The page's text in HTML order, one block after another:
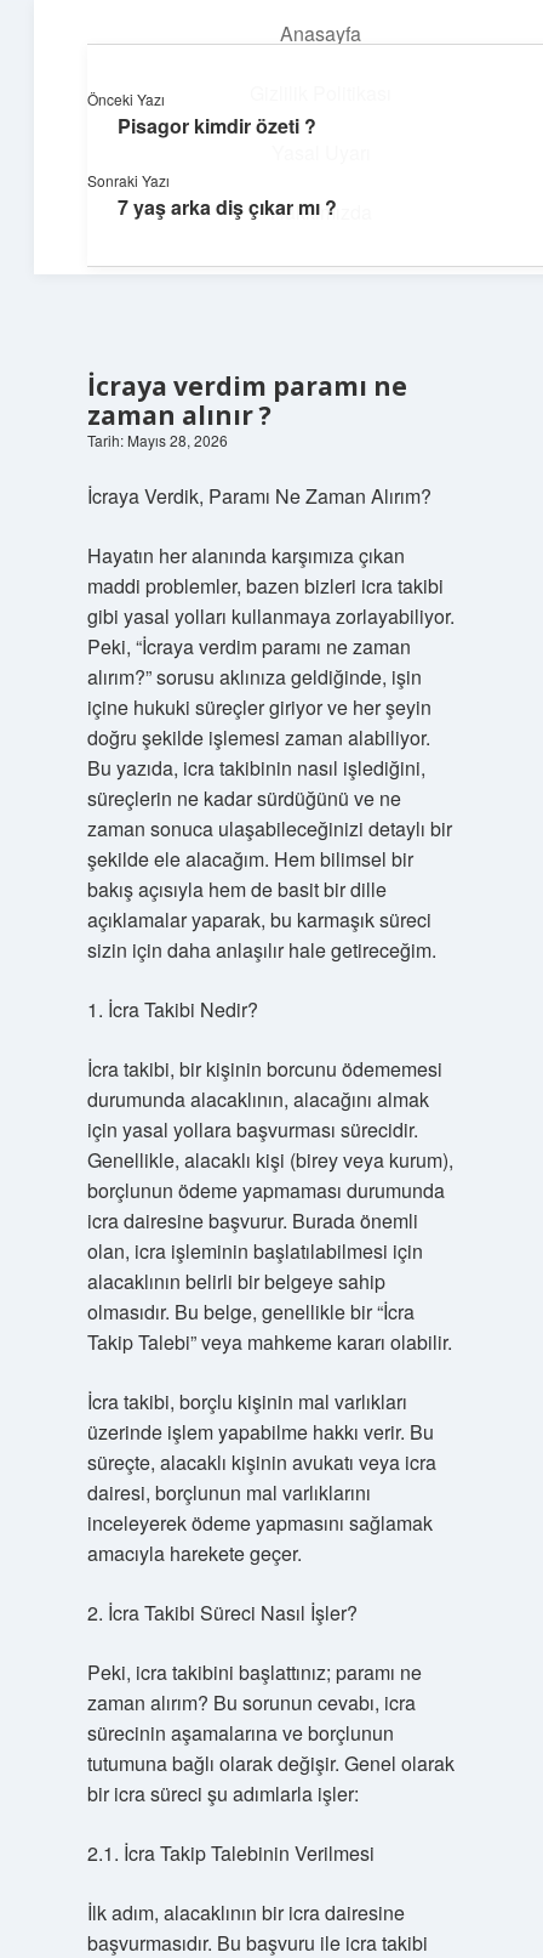
Anasayfa
Hakkımızda
Göz atmalık, düşündürmelik kısa bilgiler.
İcraya verdim paramı ne
zaman alınır ?
Tarih: Mayıs 28, 2026
İcraya Verdik, Paramı Ne Zaman Alırım?
Hayatın her alanında karşımıza çıkan
maddi problemler, bazen bizleri icra takibi
gibi yasal yolları kullanmaya zorlayabiliyor.
Peki, “İcraya verdim paramı ne zaman
alırım?” sorusu aklınıza geldiğinde, işin
içine hukuki süreçler giriyor ve her şeyin
doğru şekilde işlemesi zaman alabiliyor.
Bu yazıda, icra takibinin nasıl işlediğini,
süreçlerin ne kadar sürdüğünü ve ne
zaman sonuca ulaşabileceğinizi detaylı bir
şekilde ele alacağım. Hem bilimsel bir
bakış açısıyla hem de basit bir dille
açıklamalar yaparak, bu karmaşık süreci
sizin için daha anlaşılır hale getireceğim.
1. İcra Takibi Nedir?
İcra takibi, bir kişinin borcunu ödememesi
durumunda alacaklının, alacağını almak
için yasal yollara başvurması sürecidir.
Genellikle, alacaklı kişi (birey veya kurum),
borçlunun ödeme yapmaması durumunda
icra dairesine başvurur. Burada önemli
olan, icra işleminin başlatılabilmesi için
alacaklının belirli bir belgeye sahip
olmasıdır. Bu belge, genellikle bir “İcra
Takip Talebi” veya mahkeme kararı olabilir.
İcra takibi, borçlu kişinin mal varlıkları
üzerinde işlem yapabilme hakkı verir. Bu
süreçte, alacaklı kişinin avukatı veya icra
dairesi, borçlunun mal varlıklarını
inceleyerek ödeme yapmasını sağlamak
amacıyla harekete geçer.
2. İcra Takibi Süreci Nasıl İşler?
Peki, icra takibini başlattınız; paramı ne
zaman alırım? Bu sorunun cevabı, icra
sürecinin aşamalarına ve borçlunun
tutumuna bağlı olarak değişir. Genel olarak
bir icra süreci şu adımlarla işler:
2.1. İcra Takip Talebinin Verilmesi
İlk adım, alacaklının bir icra dairesine
başvurmasıdır. Bu başvuru ile icra takibi
Önceki Yazı
Pisagor kimdir özeti ?
Sonraki Yazı
7 yaş arka diş çıkar mı ?